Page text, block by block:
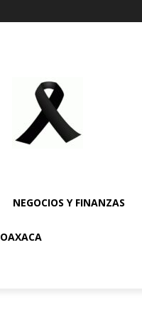
NEGOCIOS Y FINANZAS
OAXACA